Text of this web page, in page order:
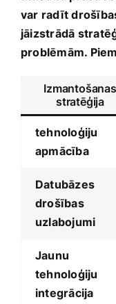
var ​radīt
jāizstrādā
problēmām.
Izmantošanas
stratēģija
tehnoloģiju
apmācība
Datubāzes
drošības
uzlabojumi
Jaunu
tehnoloģiju
integrācija